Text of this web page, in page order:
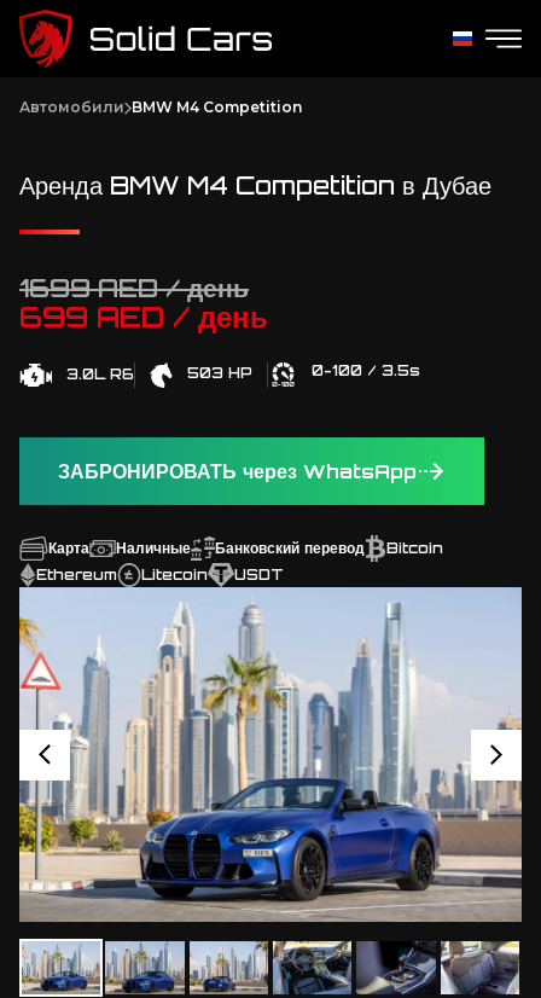
Автомобили BMW M4 Competition
Аренда BMW M4 Competition в Дубае
1699 AED / день
699 AED / день
3.0L R6 503 HP 0-100 / 3.5s
ЗАБРОНИРОВАТЬ через WhatsApp
Карта Наличные Банковский перевод
Bitcoin
Ethereum
Litecoin USDT